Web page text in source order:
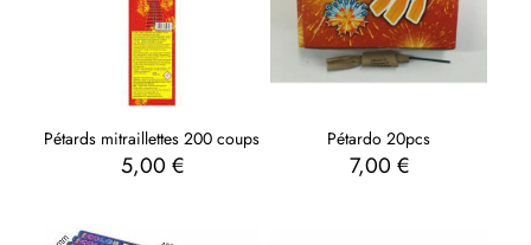
Pétards mitraillettes 200 coups
5,00 €
Pétardo 20pcs
7,00 €